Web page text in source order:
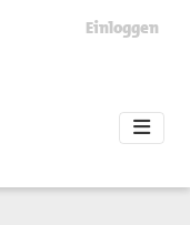
Einloggen